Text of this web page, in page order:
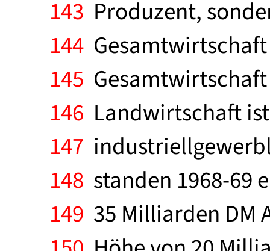
143 Produzent,
144
145
146 Landwirtschaft
147
148 standen 1968-
149 35 Milliarden DM